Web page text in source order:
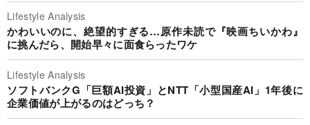
Lifestyle Analysis
かわいいのに、絶望的すぎる…原作未読で『映画ちいかわ』
に挑んだら、開始早々に面食らったワケ
Lifestyle Analysis
ソフトバンクG「巨額AI投資」とNTT「小型国産AI」1年後に
企業価値が上がるのはどっち？